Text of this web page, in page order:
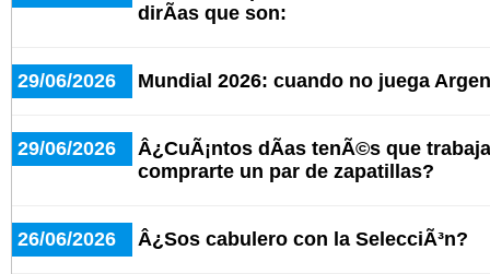
dirÃ­as que son:
29/06/2026 Mundial 2026: cuando no juega
29/06/2026
Â¿CuÃ¡ntos dÃ­as tenÃ©s que
comprarte un par de zapatillas?
26/06/2026 Â¿Sos cabulero con la SelecciÃ³n?